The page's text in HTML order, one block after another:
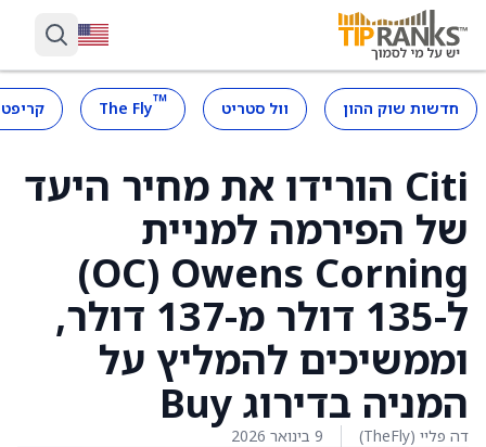
חדשות שוק ההון וול סטריט ™
The Fly
Citi הורידו את מחיר היעד
של הפירמה למניית
Owens Corning ‏(OC)
ל-135 דולר מ-137 דולר,
וממשיכים להמליץ על
המניה בדירוג Buy
דה פליי (TheFly) 9 בינואר 2026